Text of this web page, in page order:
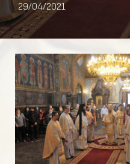
29/04/2021